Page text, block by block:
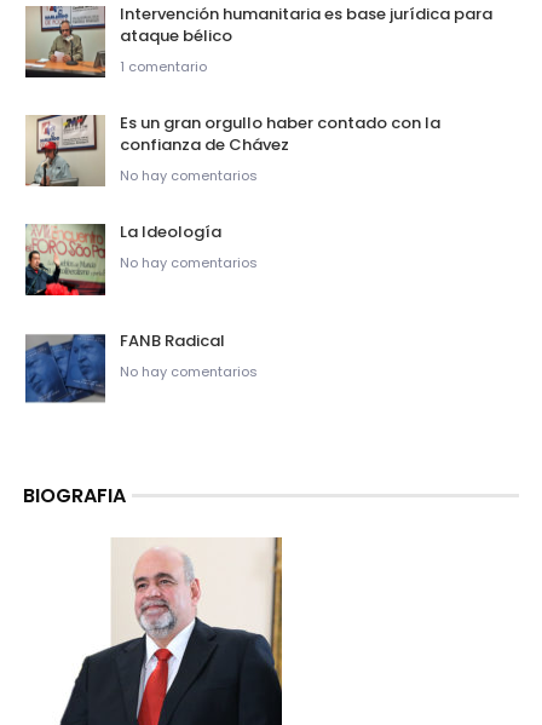
Intervención humanitaria es base jurídica para
ataque bélico
1 comentario
Es un gran orgullo haber contado con la
confianza de Chávez
No hay comentarios
La Ideología
No hay comentarios
FANB Radical
No hay comentarios
BIOGRAFIA